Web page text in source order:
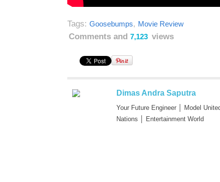
Tags: Goosebumps, Movie Review
Comments and 7,123 views
Dimas Andra Saputra
Your Future Engineer │ Model
Nations │ Entertainment World